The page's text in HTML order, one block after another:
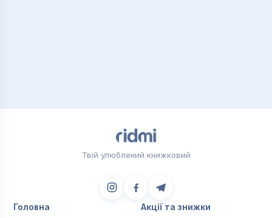
Твій улюблений книжковий
Головна
Акції та знижки